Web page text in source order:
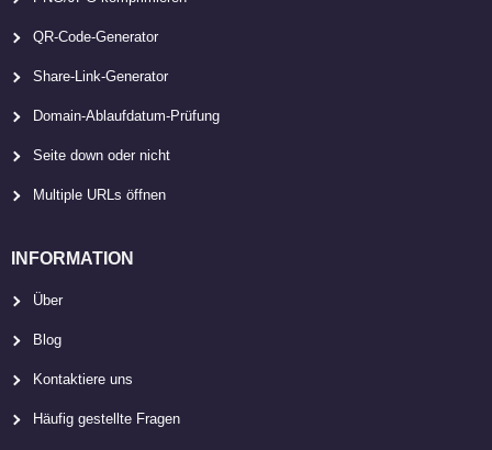
QR-Code-Generator
Share-Link-Generator
Domain-Ablaufdatum-Prüfung
Seite down oder nicht
Multiple URLs öffnen
INFORMATION
Über
Blog
Kontaktiere uns
Häufig gestellte Fragen